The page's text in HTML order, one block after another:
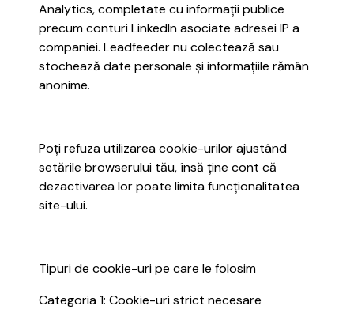
Analytics, completate cu informații publice
precum conturi LinkedIn asociate adresei IP a
companiei. Leadfeeder nu colectează sau
stochează date personale și informațiile rămân
anonime.
Poți refuza utilizarea cookie-urilor ajustând
setările browserului tău, însă ține cont că
dezactivarea lor poate limita funcționalitatea
site-ului.
Tipuri de cookie-uri pe care le folosim
Categoria 1: Cookie-uri strict necesare